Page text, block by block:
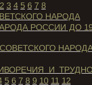
2 3 4 5 6 7 8
НАРОДА
РОССИИ ДО
И
5 6 7 8 9 10 11 12